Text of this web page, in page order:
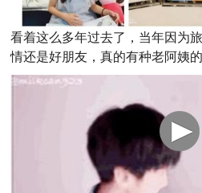
看着这么多年过去了，当年因为
情还是好朋友，真的有种老阿姨